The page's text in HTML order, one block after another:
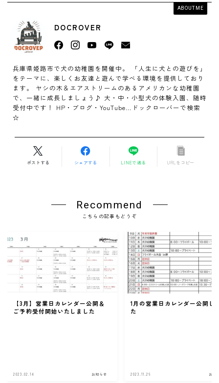
ABOUT ME
DOCROVER
兵庫県姫路市で犬の幼稚園を開催中。 「人生に犬との遊びを」
をテーマに、楽しくお友達と遊んで学べる環境を提供しており
ます。 ヤシの木＆エアストリームのあるアメリカンな幼稚園
で、一緒に成長しましょう♪ 大・中・小型犬の体験入園、随時
受付中です！ HP・ブログ・YouTube…ドックローバーで検索
☆
ポストする シェアする LINEで送る URLをコピー
Recommend
こちらの記事もどうぞ
【3月】営業日カレンダー公開＆
ご予約受付開始いたしました
2023.02.14 お知らせ
1月の営業日カレンダー公開し
た
2023.11.26 お知